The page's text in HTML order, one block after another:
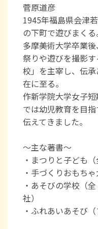
菅原道彦
1945年福島県会津
の下町で遊びまくる
多摩美術大学卒業
祭りや遊びを撮影
校」を主宰し、伝
在に至る。
作新学院大学女子
では幼児教育を目
伝えてきました。
～主な著書～
・まつりと子ども
・手づくりおもち
・あそびの学校（
社）
・ふれあいあそび